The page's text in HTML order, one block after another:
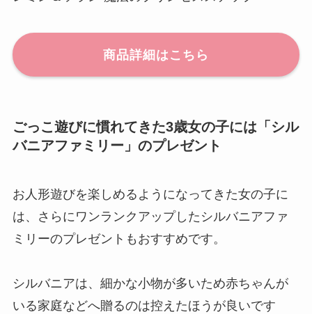
商品詳細はこちら
ごっこ遊びに慣れてきた3歳女の子には「シル
バニアファミリー」のプレゼント
お人形遊びを楽しめるようになってきた女の子に
は、さらにワンランクアップしたシルバニアファ
ミリーのプレゼントもおすすめです。
シルバニアは、細かな小物が多いため赤ちゃんが
いる家庭などへ贈るのは控えたほうが良いです